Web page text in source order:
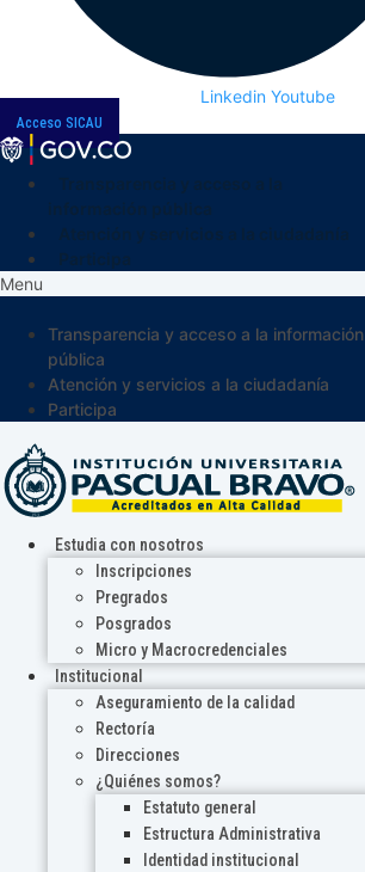
Linkedin Youtube
Acceso SICAU
Menu
Transparencia y acceso a la información
pública
Atención y servicios a la ciudadanía
Participa
Estudia con nosotros
Inscripciones
Pregrados
Posgrados
Micro y Macrocredenciales
Institucional
Aseguramiento de la calidad
Rectoría
Direcciones
¿Quiénes somos?
Estatuto general
Estructura Administrativa
Identidad institucional